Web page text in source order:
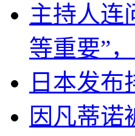
主持人连
等重要”
日本发布
因凡蒂诺